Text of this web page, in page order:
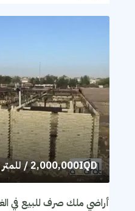
2,000,000IQD/ للمتر
أراضي ملك صرف للبيع في